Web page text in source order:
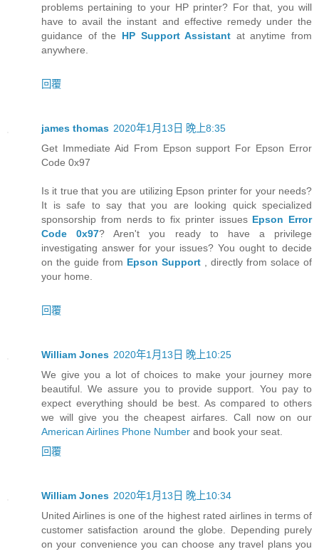
problems pertaining to your HP printer? For that, you will
have to avail the instant and effective remedy under the
guidance of the HP Support Assistant at anytime from
anywhere.
回覆
james thomas 2020年1月13日 晚上8:35
Get Immediate Aid From Epson support For Epson Error
Code 0x97
Is it true that you are utilizing Epson printer for your needs?
It is safe to say that you are looking quick specialized
sponsorship from nerds to fix printer issues Epson Error
Code 0x97? Aren't you ready to have a privilege
investigating answer for your issues? You ought to decide
on the guide from Epson Support , directly from solace of
your home.
回覆
William Jones 2020年1月13日 晚上10:25
We give you a lot of choices to make your journey more
beautiful. We assure you to provide support. You pay to
expect everything should be best. As compared to others
we will give you the cheapest airfares. Call now on our
American Airlines Phone Number and book your seat.
回覆
William Jones 2020年1月13日 晚上10:34
United Airlines is one of the highest rated airlines in terms of
customer satisfaction around the globe. Depending purely
on your convenience you can choose any travel plans you